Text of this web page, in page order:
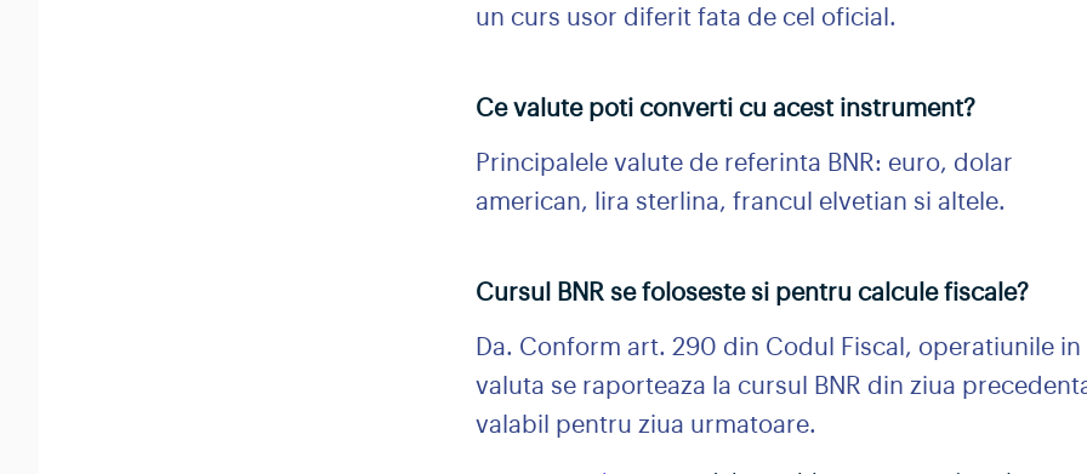
un curs usor diferit fata de cel oficial.
Ce valute poti converti cu acest instrument?
Principalele valute de referinta BNR: euro, dolar
american, lira sterlina, francul elvetian si altele.
Cursul BNR se foloseste si pentru calcule fiscale?
Da. Conform art. 290 din Codul Fiscal, operatiunile in
valuta se raporteaza la cursul BNR din ziua
valabil pentru ziua urmatoare.